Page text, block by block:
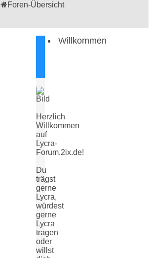
Foren-Übersicht
Willkommen
Herzlich
Willkommen
auf
Lycra-
Forum.2ix.de!
Du
trägst
gerne
Lycra,
würdest
gerne
Lycra
tragen
oder
willst